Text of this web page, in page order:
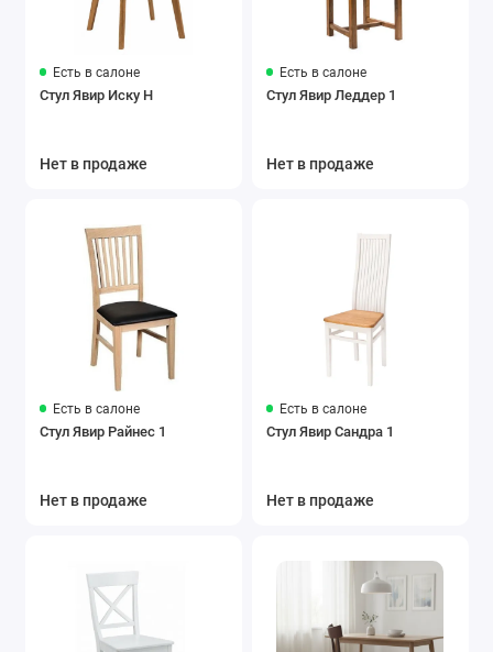
Есть в салоне
Стул Явир Иску Н
Нет в продаже
Есть в салоне
Стул Явир Леддер 1
Нет в продаже
Есть в салоне
Стул Явир Райнес 1
Нет в продаже
Есть в салоне
Стул Явир Сандра 1
Нет в продаже